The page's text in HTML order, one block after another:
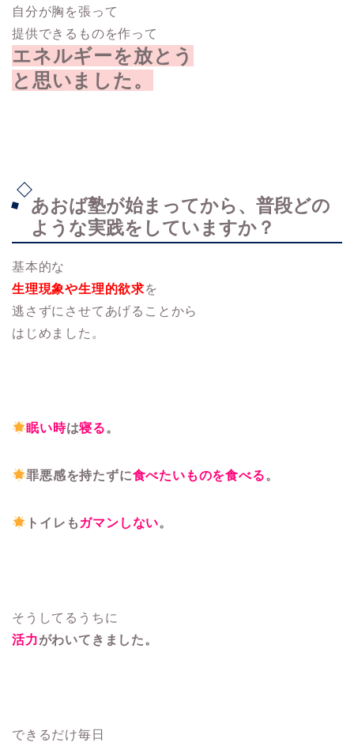
自分が胸を張って
提供できるものを作って
エネルギーを放とう
と思いました。
あおば塾が始まってから、普段どの
ような実践をしていますか？
基本的な
生理現象や生理的欲求を
逃さずにさせてあげることから
はじめました。
眠い時は寝る 。
罪悪感を持たずに食べたいものを食べる 。
トイレも ガマンしない。
そうしてるうちに
活力がわいてきました。
できるだけ毎日